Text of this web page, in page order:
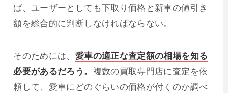
ば、ユーザーとしても下取り価格と新車の値引き
額を総合的に判断しなければならない。
そのためには、 愛車の適正な査定額の相場を知る
必要があるだろう。 複数の買取専門店に査定を依
頼して、愛車にどのぐらいの価格が付くのか調べ